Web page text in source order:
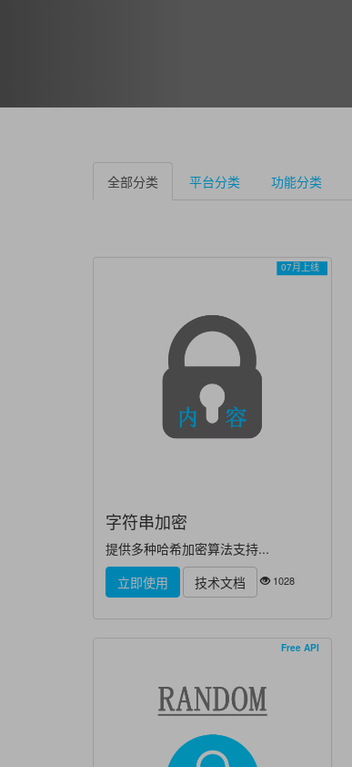
全部分类 平台分类 功能分类
07月上线
字符串加密
提供多种哈希加密算法支持...
立即使用
技术文档 1028
Free API